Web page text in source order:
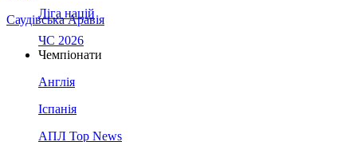
Саудівська Аравія
Ліга націй
ЧС 2026
Чемпіонати
Англія
Іспанія
АПЛ Top News